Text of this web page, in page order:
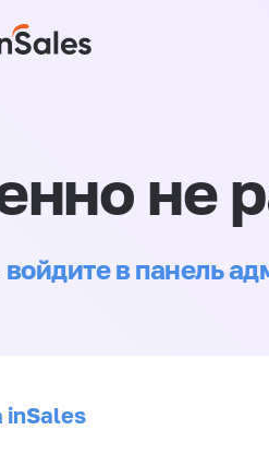
не
войдите в панель
inSales